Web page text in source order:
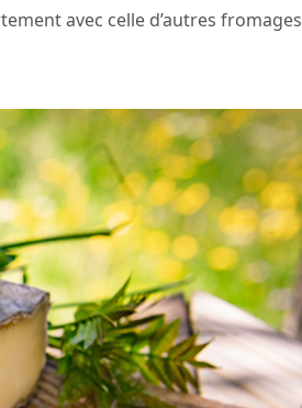
avec celle d’autres fromages